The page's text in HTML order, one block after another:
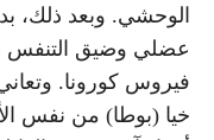
الوحشي. وبعد ذلك،
عضلي وضيق
فيروس كورونا.
خيا (بوطا) من نفس